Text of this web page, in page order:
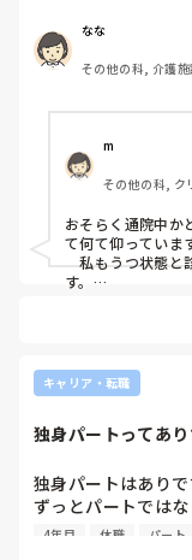
休職2ヶ月目になる
ったら何か食べる
今は休職3ヶ月目
っとしながらも外
ただ、外出した後
もしれないと思って
私の職場は3ヶ月休
パートでの復職も
関わりが減ること
パートなら復帰でき
甘い考えかもしれ
程様子を見てから)
いなと思っています
今の職場(特養)は
なな
その他の科, 介護
m
その他の科, ク
おそらく通院中か
て何て仰っていま
私もうつ状態と
す。
てすごく気持ち
今の職場で、パー
の方が負担も少な
かと思います。
職場に巡り合える
キャリア・転職
独身パートってあ
独身パートはありで
ずっとパートでは
タイム)になってか
4年目 休職 パート